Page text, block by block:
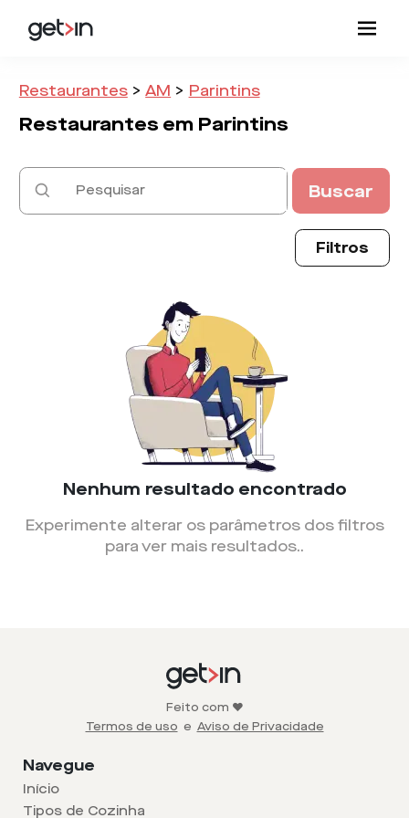
Restaurantes > AM > Parintins
Restaurantes em Parintins
Buscar
Filtros
Nenhum resultado encontrado
Experimente alterar os parâmetros dos filtros
para ver mais resultados..
Feito com ❤️
Termos de uso e Aviso de Privacidade
Navegue
Início
Tipos de Cozinha